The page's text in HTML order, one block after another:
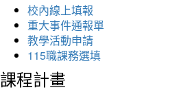
校內線上填報
重大事件通報單
教學活動申請
115職課務選填
課程計畫